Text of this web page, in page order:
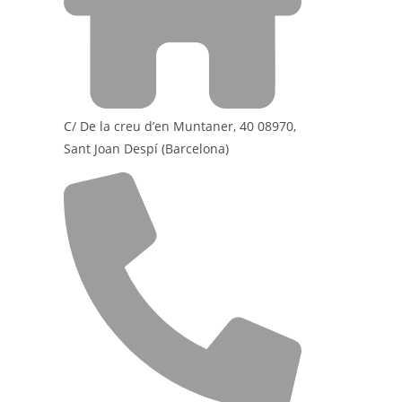
C/ De la creu d’en Muntaner, 40 08970,
Sant Joan Despí (Barcelona)